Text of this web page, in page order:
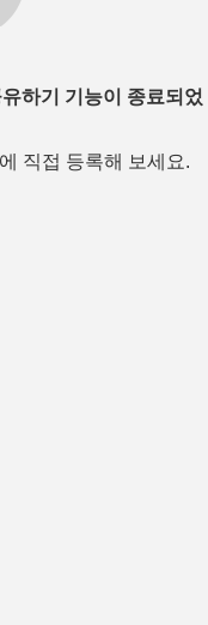
하기 기능이 종료되었
직접 등록해 보세요.